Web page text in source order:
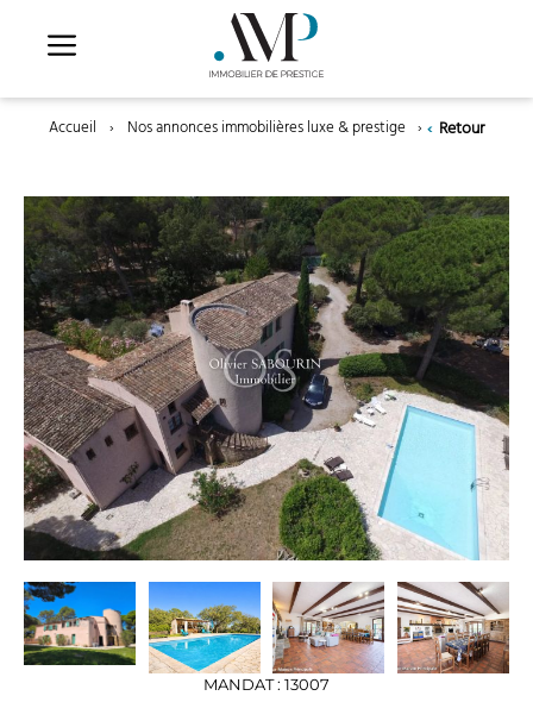
contenu
Accueil › Nos annonces immobilières luxe & prestige › Roquebrune-
‹ Retour
MANDAT : 13007